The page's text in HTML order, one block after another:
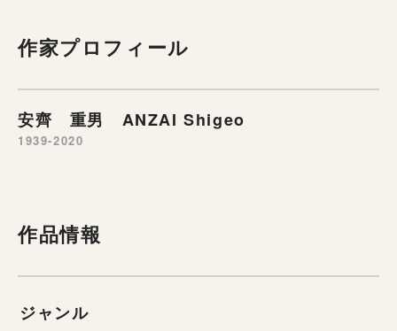
作家プロフィール
安齊 重男 ANZAI Shigeo
1939-2020
作品情報
ジャンル